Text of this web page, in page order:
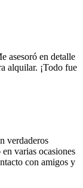
asesoró en detalle
alquilar. ¡Todo fue
verdaderos
varias ocasiones
con amigos y